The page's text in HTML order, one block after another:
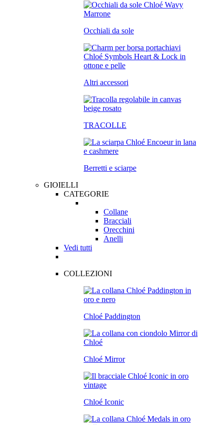
Occhiali da sole
Altri accessori
TRACOLLE
Berretti e sciarpe
GIOIELLI
CATEGORIE
Collane
Bracciali
Orecchini
Anelli
Vedi tutti
COLLEZIONI
Chloé Paddington
Chloé Mirror
Chloé Iconic